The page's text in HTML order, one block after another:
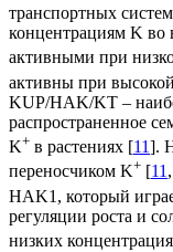
транспортных
концентрациям K во
активными при
активны при
KUP/HAK/KT ‒
распространенное
K+ в растениях [11].
переносчиком K+ [11,
HAK1, который
регуляции роста и
низких